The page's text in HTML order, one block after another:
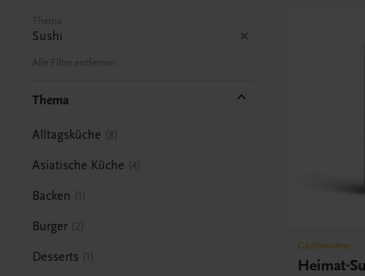
Thema
Sushi
Alle Filter entfernen
Thema
Alltagsküche 8
Asiatische Küche 4
Backen 1
Burger 2
Desserts 1
Gastronomie
Heimat-